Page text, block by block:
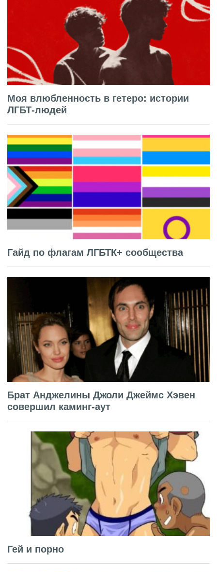
Моя влюбленность в гетеро: истории
ЛГБТ-людей
Гайд по флагам ЛГБТК+ сообщества
Брат Анджелины Джоли Джеймс Хэвен
совершил каминг-аут
Гей и порно